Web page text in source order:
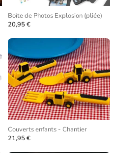
Boîte de Photos Explosion (pliée)
20,95 €
Couverts enfants - Chantier
21,95 €